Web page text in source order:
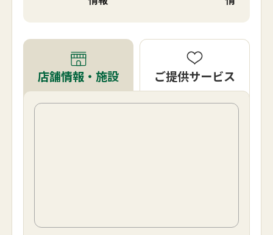
店舗情報・施設 ご提供サービス